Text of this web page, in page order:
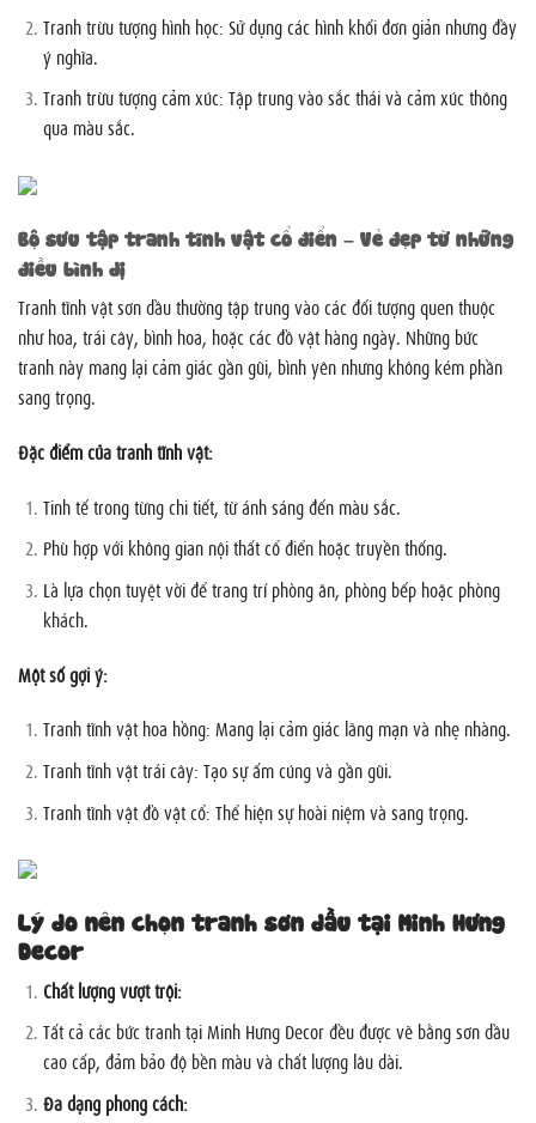
Tranh trừu tượng hình học: Sử dụng các hình khối đơn giản nhưng đầy
ý nghĩa.
Tranh trừu tượng cảm xúc: Tập trung vào sắc thái và cảm xúc thông
qua màu sắc.
Bộ sưu tập tranh tĩnh vật cổ điển – Vẻ đẹp từ những
điều bình dị
Tranh tĩnh vật sơn dầu thường tập trung vào các đối tượng quen thuộc
như hoa, trái cây, bình hoa, hoặc các đồ vật hàng ngày. Những bức
tranh này mang lại cảm giác gần gũi, bình yên nhưng không kém phần
sang trọng.
Đặc điểm của tranh tĩnh vật:
Tinh tế trong từng chi tiết, từ ánh sáng đến màu sắc.
Phù hợp với không gian nội thất cổ điển hoặc truyền thống.
Là lựa chọn tuyệt vời để trang trí phòng ăn, phòng bếp hoặc phòng
khách.
Một số gợi ý:
Tranh tĩnh vật hoa hồng: Mang lại cảm giác lãng mạn và nhẹ nhàng.
Tranh tĩnh vật trái cây: Tạo sự ấm cúng và gần gũi.
Tranh tĩnh vật đồ vật cổ: Thể hiện sự hoài niệm và sang trọng.
Lý do nên chọn tranh sơn dầu tại Minh Hưng
Decor
Chất lượng vượt trội:
Tất cả các bức tranh tại Minh Hưng Decor đều được vẽ bằng sơn dầu
cao cấp, đảm bảo độ bền màu và chất lượng lâu dài.
Đa dạng phong cách: